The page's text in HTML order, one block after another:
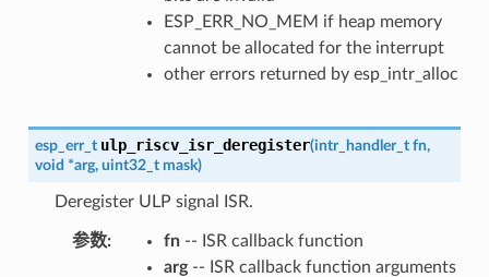
ESP_ERR_NO_MEM if heap memory
cannot be allocated for the interrupt
other errors returned by esp_intr_alloc
esp_err_t ulp_riscv_isr_deregister(intr_handler_t fn,
void *arg, uint32_t mask)
Deregister ULP signal ISR.
参数: fn-- ISR callback function
arg-- ISR callback function arguments